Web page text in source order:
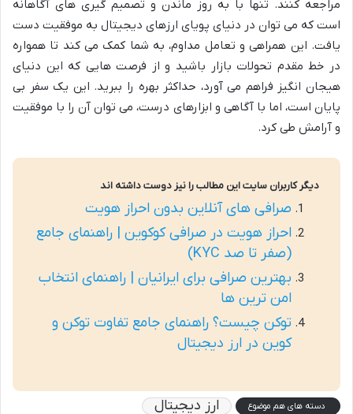
مراجعه کنند. تنها با به روز ماندن و تصمیم گیری های آگاهانه
است که می توان در دنیای پویای ارزهای دیجیتال به موفقیت دست
یافت. این همراهی و تعامل مداوم، به شما کمک می کند تا همواره
در خط مقدم تحولات بازار باشید و از فرصت هایی که این دنیای
هیجان انگیز فراهم می آورد، حداکثر بهره را ببرید. این یک سفر بی
پایان است، اما با آگاهی و ابزارهای درست، می توان آن را با موفقیت
و آرامش طی کرد.
دیگر کاربران سایت این مطالب را نیز دوست داشته اند
صرافی های آنلاین بدون احراز هویت
احراز هویت در صرافی کوکوین | راهنمای جامع
(صفر تا صد KYC)
بهترین صرافی برای ایرانیان | راهنمای انتخاب
امن ترین ها
توکن چیست؟ راهنمای جامع تفاوت توکن و
کوین در ارز دیجیتال
دسته های هم موضوع ارز دیجیتال